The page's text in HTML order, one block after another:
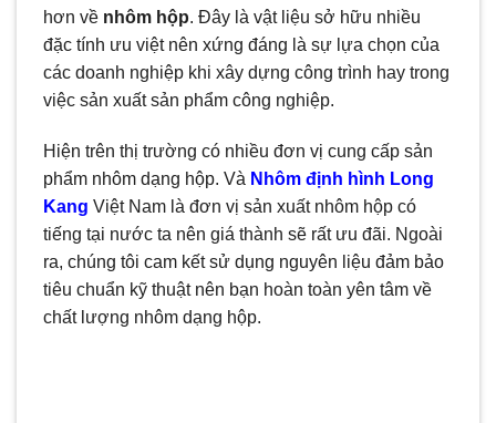
hơn về nhôm hộp. Đây là vật liệu sở hữu nhiều
đặc tính ưu việt nên xứng đáng là sự lựa chọn của
các doanh nghiệp khi xây dựng công trình hay trong
việc sản xuất sản phẩm công nghiệp.
Hiện trên thị trường có nhiều đơn vị cung cấp sản
phẩm nhôm dạng hộp. Và Nhôm định hình Long
Kang Việt Nam là đơn vị sản xuất nhôm hộp có
tiếng tại nước ta nên giá thành sẽ rất ưu đãi. Ngoài
ra, chúng tôi cam kết sử dụng nguyên liệu đảm bảo
tiêu chuẩn kỹ thuật nên bạn hoàn toàn yên tâm về
chất lượng nhôm dạng hộp.